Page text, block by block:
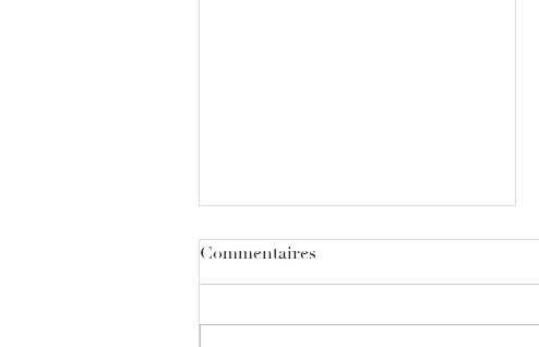
Commentaires